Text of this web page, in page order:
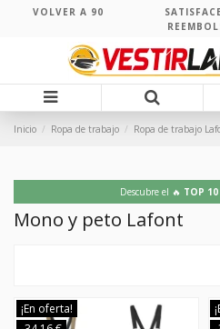
VOLVER A 90
Inicio Ropa de trabajo Ropa de trabajo
Descubre el 🔥 TOP 10
Mono y peto Lafont
¡En oferta!